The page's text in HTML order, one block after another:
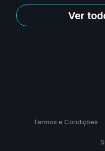
Ver
Termos e Condições